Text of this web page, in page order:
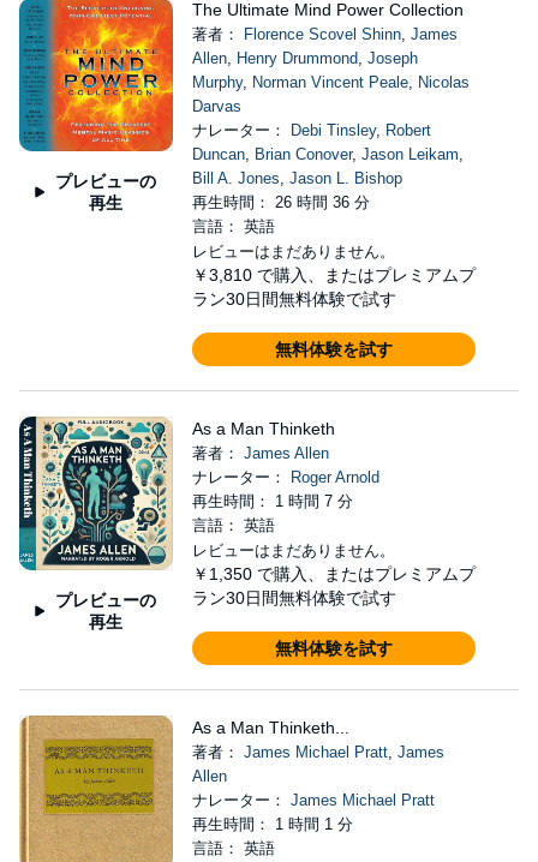
プレビューの
再生
The Ultimate Mind Power Collection
著者： Florence Scovel Shinn, James
Allen, Henry Drummond, Joseph
Murphy, Norman Vincent Peale, Nicolas
Darvas
ナレーター：
Debi Tinsley, Robert
Duncan, Brian Conover, Jason Leikam,
Bill A. Jones, Jason L. Bishop
再生時間： 26 時間 36 分
言語： 英語
レビューはまだありません。
￥3,810 で購入、またはプレミアムプ
ラン30日間無料体験で試す
無料体験を試す
プレビューの
再生
As a Man Thinketh
著者： James Allen
ナレーター：
Roger Arnold
再生時間： 1 時間 7 分
言語： 英語
レビューはまだありません。
￥1,350 で購入、またはプレミアムプ
ラン30日間無料体験で試す
無料体験を試す
As a Man Thinketh...
著者： James Michael Pratt, James
Allen
ナレーター： James Michael Pratt
再生時間： 1 時間 1 分
言語： 英語